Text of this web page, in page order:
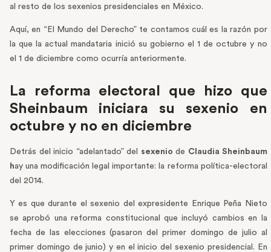
al resto de los sexenios presidenciales en México.
Aquí, en “El Mundo del Derecho” te contamos cuál es la razón por
la que la actual mandataria inició su gobierno el 1 de octubre y no
el 1 de diciembre como ocurría anteriormente.
La reforma electoral que hizo que
Sheinbaum iniciara su sexenio en
octubre y no en diciembre
Detrás del inicio “adelantado” del sexenio de Claudia Sheinbaum
hay una modificación legal importante: la reforma política-electoral
del 2014.
Y es que durante el sexenio del expresidente Enrique Peña Nieto
se aprobó una reforma constitucional que incluyó cambios en la
fecha de las elecciones (pasaron del primer domingo de julio al
primer domingo de junio) y en el inicio del sexenio presidencial. En